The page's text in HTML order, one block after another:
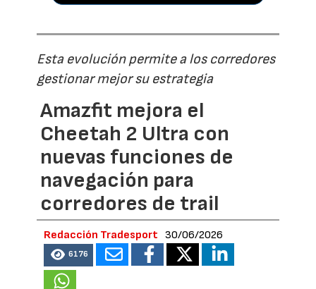
Esta evolución permite a los corredores
gestionar mejor su estrategia
Amazfit mejora el
Cheetah 2 Ultra con
nuevas funciones de
navegación para
corredores de trail
Redacción Tradesport 30/06/2026
6176